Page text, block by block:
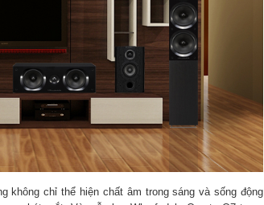
không chỉ thể hiện chất âm trong sáng và sống động